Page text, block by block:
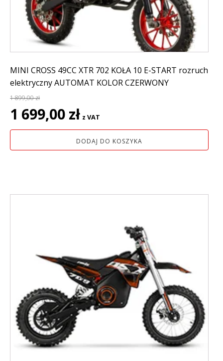
MINI CROSS 49CC XTR 702 KOŁA 10 E-START rozruch
elektryczny AUTOMAT KOLOR CZERWONY
1 899,00zł
Pierwotna
cena
wynosiła:
1 699,00 zł cena
wynosi:
1
z VAT
DODAJ DO KOSZYKA